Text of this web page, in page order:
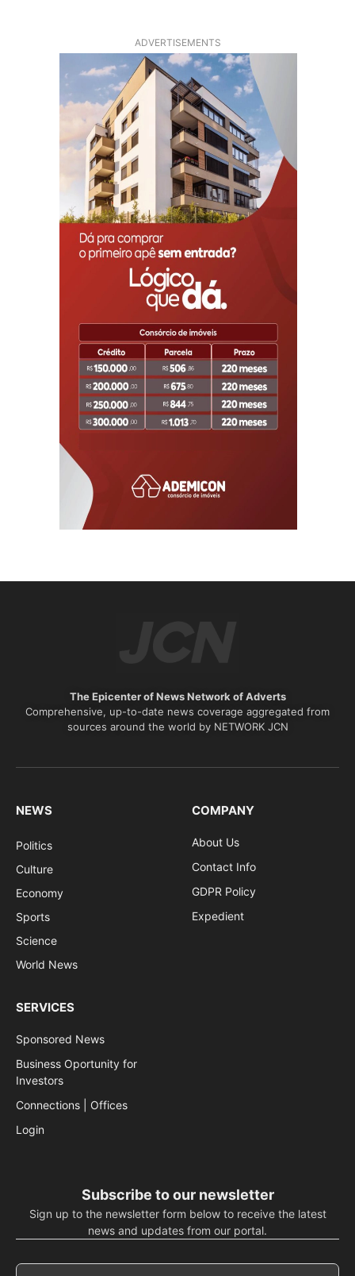
ADVERTISEMENTS
The Epicenter of News Network of Adverts
Comprehensive, up-to-date news coverage aggregated from
sources around the world by NETWORK JCN
NEWS
Politics
Culture
Economy
Sports
Science
World News
COMPANY
About Us
Contact Info
GDPR Policy
Expedient
SERVICES
Sponsored News
Business Oportunity for
Investors
Connections | Offices
Login
Subscribe to our newsletter
Sign up to the newsletter form below to receive the latest
news and updates from our portal.